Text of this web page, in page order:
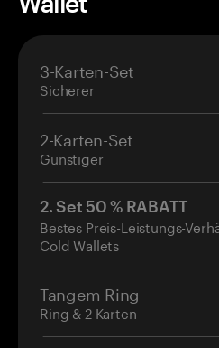
3-Karten-Set
Sicherer
2-Karten-Set
Günstiger
2. Set 50 % RABATT
Bestes Preis-Leistungs-
Cold Wallets
Tangem Ring
Ring & 2 Karten